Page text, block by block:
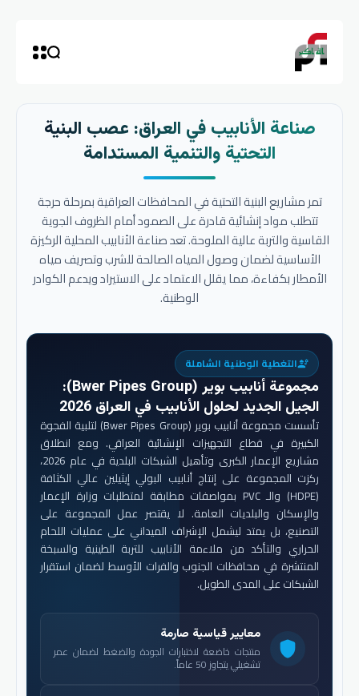
صناعة الأنابيب في العراق: عصب البنية
التحتية والتنمية المستدامة
تمر مشاريع البنية التحتية في المحافظات العراقية بمرحلة حرجة
تتطلب مواد إنشائية قادرة على الصمود أمام الظروف الجوية
القاسية والتربة عالية الملوحة. تعد صناعة الأنابيب المحلية الركيزة
الأساسية لضمان وصول المياه الصالحة للشرب وتصريف مياه
الأمطار بكفاءة، مما يقلل الاعتماد على الاستيراد ويدعم الكوادر
الوطنية.
engineeringالتغطية الوطنية الشاملة
مجموعة أنابيب بوير (Bwer Pipes Group)
:
الجيل الجديد لحلول الأنابيب في العراق 2026
تأسست مجموعة أنابيب بوير (Bwer Pipes Group) لتلبية الفجوة
الكبيرة في قطاع التجهيزات الإنشائية العراقي. ومع انطلاق
مشاريع الإعمار الكبرى وتأهيل الشبكات البلدية في عام 2026،
ركزت المجموعة على إنتاج أنابيب البولي إيثيلين عالي الكثافة
(HDPE) والـ PVC بمواصفات مطابقة لمتطلبات وزارة الإعمار
والإسكان والبلديات العامة. لا يقتصر عمل المجموعة على
التصنيع، بل يمتد ليشمل الإشراف الميداني على عمليات اللحام
الحراري والتأكد من ملاءمة الأنابيب للتربة الطينية والسبخة
المنتشرة في محافظات الجنوب والفرات الأوسط لضمان استقرار
الشبكات على المدى الطويل.
shield
معايير قياسية صارمة
منتجات خاضعة لاختبارات الجودة والضغط لضمان عمر
تشغيلي يتجاوز 50 عاماً.